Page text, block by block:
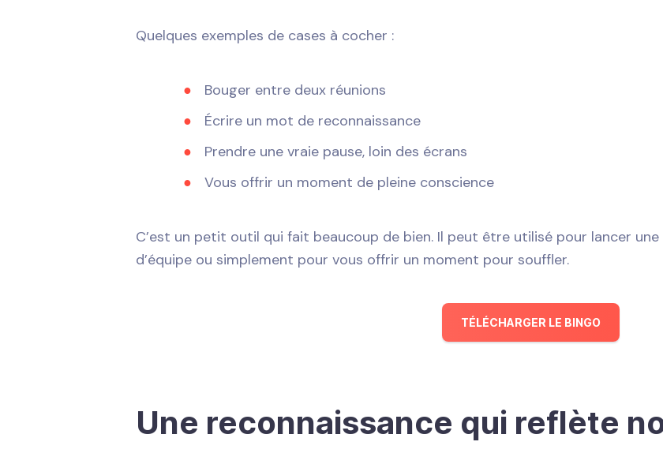
Quelques exemples de cases à cocher :
Bouger entre deux réunions
Écrire un mot de reconnaissance
Prendre une vraie pause, loin des écrans
Vous offrir un moment de pleine conscience
C’est un petit outil qui fait beaucoup de bien. Il peut être utilisé pour lancer
d’équipe ou simplement pour vous offrir un moment pour souffler.
TÉLÉCHARGER LE BINGO
Une reconnaissance qui reflète